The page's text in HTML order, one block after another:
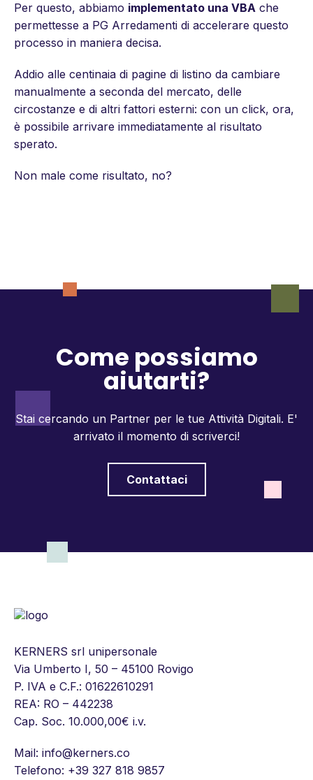
Per questo, abbiamo implementato una VBA che
permettesse a PG Arredamenti di accelerare questo
processo in maniera decisa.
Addio alle centinaia di pagine di listino da cambiare
manualmente a seconda del mercato, delle
circostanze e di altri fattori esterni: con un click, ora,
è possibile arrivare immediatamente al risultato
sperato.
Non male come risultato, no?
Come possiamo
aiutarti?
Stai cercando un Partner per le tue Attività Digitali. E'
arrivato il momento di scriverci!
Contattaci
KERNERS srl unipersonale
Via Umberto I, 50 – 45100 Rovigo
P. IVA e C.F.: 01622610291
REA: RO – 442238
Cap. Soc. 10.000,00€ i.v.
Mail: info@kerners.co
Telefono: +39 327 818 9857